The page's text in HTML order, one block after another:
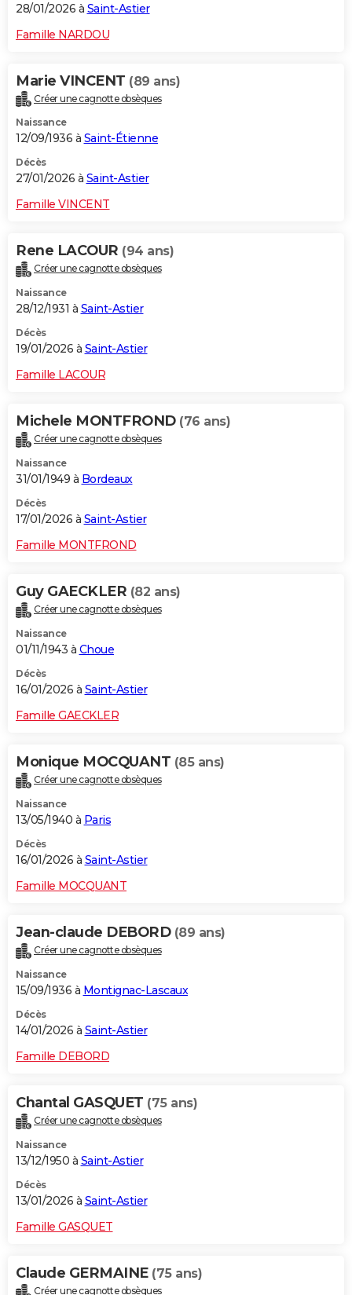
28/01/2026 à Saint-Astier
Famille NARDOU
Marie VINCENT (89 ans)
Créer une cagnotte obsèques
Naissance
12/09/1936 à Saint-Étienne
Décès
27/01/2026 à Saint-Astier
Famille VINCENT
Rene LACOUR (94 ans)
Créer une cagnotte obsèques
Naissance
28/12/1931 à Saint-Astier
Décès
19/01/2026 à Saint-Astier
Famille LACOUR
Michele MONTFROND (76 ans)
Créer une cagnotte obsèques
Naissance
31/01/1949 à Bordeaux
Décès
17/01/2026 à Saint-Astier
Famille MONTFROND
Guy GAECKLER (82 ans)
Créer une cagnotte obsèques
Naissance
01/11/1943 à Choue
Décès
16/01/2026 à Saint-Astier
Famille GAECKLER
Monique MOCQUANT (85 ans)
Créer une cagnotte obsèques
Naissance
13/05/1940 à Paris
Décès
16/01/2026 à Saint-Astier
Famille MOCQUANT
Jean-claude DEBORD (89 ans)
Créer une cagnotte obsèques
Naissance
15/09/1936 à Montignac-Lascaux
Décès
14/01/2026 à Saint-Astier
Famille DEBORD
Chantal GASQUET (75 ans)
Créer une cagnotte obsèques
Naissance
13/12/1950 à Saint-Astier
Décès
13/01/2026 à Saint-Astier
Famille GASQUET
Claude GERMAINE (75 ans)
Créer une cagnotte obsèques